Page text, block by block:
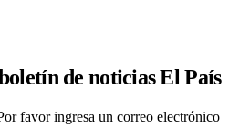
de noticias El País
favor ingresa un correo electrónico